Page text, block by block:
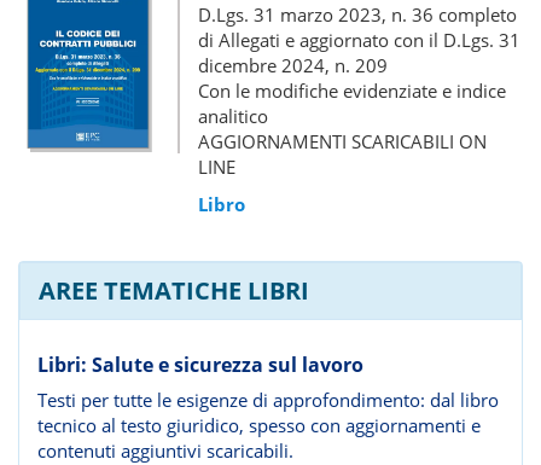
D.Lgs. 31 marzo 2023, n. 36 completo
di Allegati e aggiornato con il D.Lgs. 31
dicembre 2024, n. 209
Con le modifiche evidenziate e indice
analitico
AGGIORNAMENTI SCARICABILI ON
LINE
Libro
AREE TEMATICHE LIBRI
Libri: Salute e sicurezza sul lavoro
Testi per tutte le esigenze di approfondimento: dal libro
tecnico al testo giuridico, spesso con aggiornamenti e
contenuti aggiuntivi scaricabili.